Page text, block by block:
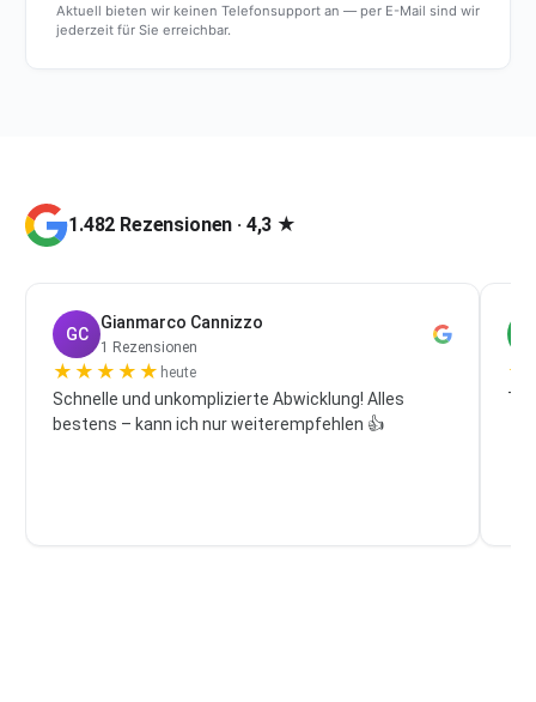
Aktuell bieten wir keinen Telefonsupport an — per E-Mail sind wir
jederzeit für Sie erreichbar.
1.482 Rezensionen · 4,3 ★
GC
Gianmarco Cannizzo
1 Rezensionen
★ ★ ★ ★ ★ heute
Schnelle und unkomplizierte Abwicklung! Alles
bestens – kann ich nur weiterempfehlen 👍
★